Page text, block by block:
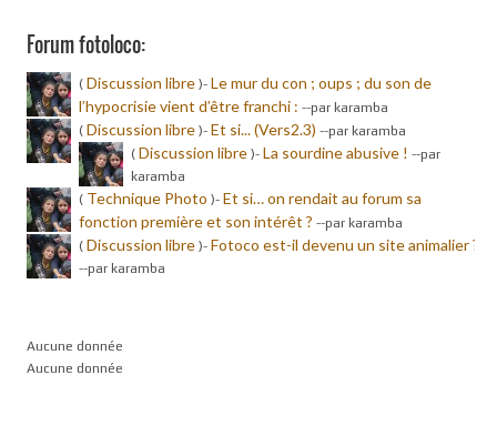
Forum fotoloco:
( Discussion libre )- Le mur du con ; oups ; du son de
l’hypocrisie vient d’être franchi : --par karamba
( Discussion libre )- Et si... (Vers2.3) --par karamba
( Discussion libre )- La sourdine abusive ! --par
karamba
( Technique Photo )- Et si… on rendait au forum sa
fonction première et son intérêt ? --par karamba
( Discussion libre )- Fotoco est-il devenu un site animalier ?
--par karamba
Aucune donnée
Aucune donnée